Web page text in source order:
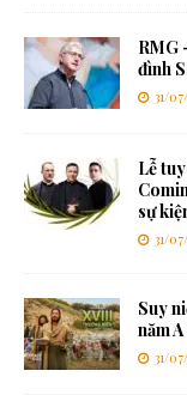
RMG
đình
31/
Lễ
sự
31/
Suy
năm
31/